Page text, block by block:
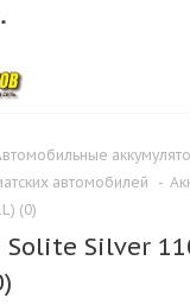
автомобилей
-
(0)
Solite Silver